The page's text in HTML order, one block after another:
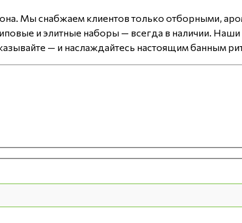
Мы снабжаем клиентов только отборными,
и элитные наборы — всегда в наличии.
— и наслаждайтесь настоящим банным